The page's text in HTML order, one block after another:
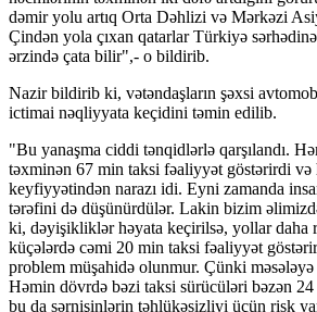
dəmir yolu artıq Orta Dəhlizi və Mərkəzi
Çindən yola çıxan qatarlar Türkiyə
ərzində çata bilir",- o bildirib.
Nazir bildirib ki, vətəndaşların şəxsi
ictimai nəqliyyata keçidini təmin edilib.
"Bu yanaşma ciddi tənqidlərlə qarşılandı.
təxminən 67 min taksi fəaliyyət göstərirdi və
keyfiyyətindən narazı idi. Eyni zamanda
tərəfini də düşünürdülər. Lakin bizim
ki, dəyişikliklər həyata keçirilsə, yollar daha
küçələrdə cəmi 20 min taksi fəaliyyət
problem müşahidə olunmur. Çünki məsələyə
Həmin dövrdə bəzi taksi sürücüləri bəzən
bu da sərnişinlərin təhlükəsizliyi üçün risk